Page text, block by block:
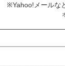
※Yahoo!メールな